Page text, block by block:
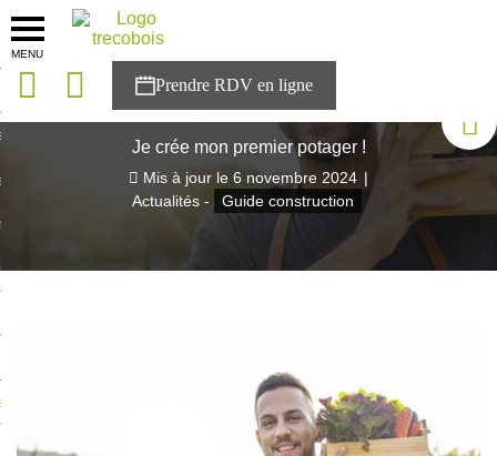
MENU
solutions
Trecobois
à NESTOR
Je crée mon premier potager !
Mis à jour le 6 novembre 2024 |
Actualités - Guide construction